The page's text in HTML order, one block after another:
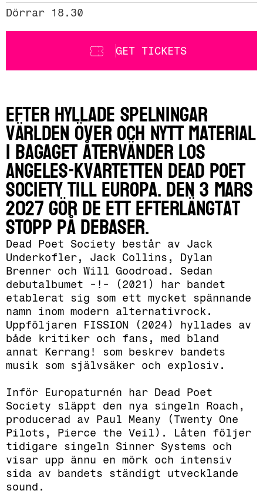
Dörrar 18.30
GET TICKETS
Efter hyllade spelningar
världen över och nytt material
i bagaget återvänder Los
Angeles-kvartetten Dead Poet
Society till Europa. Den 3 mars
2027 gör de ett efterlängtat
stopp på Debaser.
Dead Poet Society består av Jack
Underkofler, Jack Collins, Dylan
Brenner och Will Goodroad. Sedan
debutalbumet -!- (2021) har bandet
etablerat sig som ett mycket spännande
namn inom modern alternativrock.
Uppföljaren FISSION (2024) hyllades av
både kritiker och fans, med bland
annat Kerrang! som beskrev bandets
musik som självsäker och explosiv.
Inför Europaturnén har Dead Poet
Society släppt den nya singeln Roach,
producerad av Paul Meany (Twenty One
Pilots, Pierce the Veil). Låten följer
tidigare singeln Sinner Systems och
visar upp ännu en mörk och intensiv
sida av bandets ständigt utvecklande
sound.